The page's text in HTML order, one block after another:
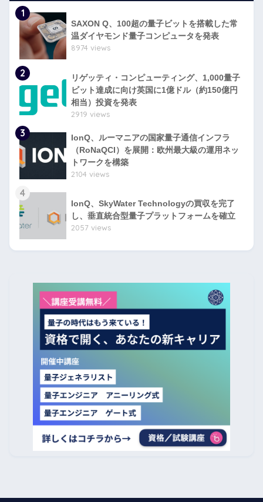
1
SAXON Q、100超の量子ビットを搭載した常
温ダイヤモンド量子コンピュータを発表
8974 views
2
リゲッティ・コンピューティング、1,000量子
ビット達成に向け英国に1億ドル（約150億円
相当）投資を発表
2919 views
3
IonQ、ルーマニアの国家量子通信インフラ
（RoNaQCI）を展開：欧州最大級の運用ネッ
トワークを構築
2104 views
4
IonQ、SkyWater Technologyの買収を完了
し、垂直統合型量子プラットフォームを確立
2057 views